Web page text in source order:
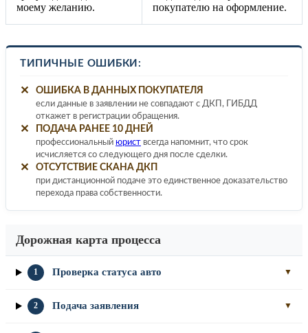
моему желанию.
покупателю на оформление.
ТИПИЧНЫЕ ОШИБКИ:
✕ ОШИБКА В ДАННЫХ ПОКУПАТЕЛЯ
если данные в заявлении не совпадают с ДКП, ГИБДД
откажет в регистрации обращения.
✕ ПОДАЧА РАНЕЕ 10 ДНЕЙ
профессиональный юрист всегда напомнит, что срок
исчисляется со следующего дня после сделки.
✕ ОТСУТСТВИЕ СКАНА ДКП
при дистанционной подаче это единственное доказательство
перехода права собственности.
Дорожная карта процесса
1 Проверка статуса авто ▼
2 Подача заявления ▼